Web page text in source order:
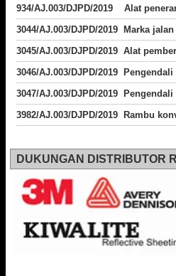
934/AJ.003/DJPD/2019 Alat
3044/AJ.003/DJPD/2019 Marka
3045/AJ.003/DJPD/2019 Alat
3046/AJ.003/DJPD/2019
3047/AJ.003/DJPD/2019
3982/AJ.003/DJPD/2019 Rambu
DUKUNGAN DISTRIBUTOR